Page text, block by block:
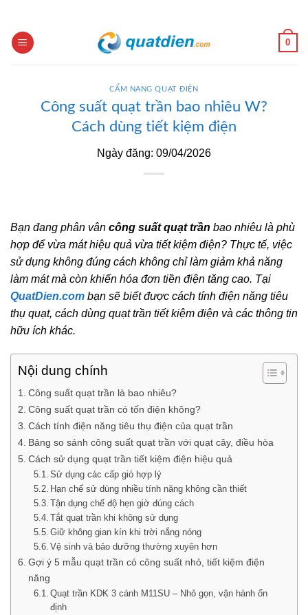
content
0
CẨM NANG QUẠT ĐIỆN
Công suất quạt trần bao nhiêu W?
Cách dùng tiết kiệm điện
Ngày đăng: 09/04/2026
Bạn đang phân vân công suất quạt trần bao nhiêu là phù
hợp để vừa mát hiệu quả vừa tiết kiệm điện? Thực tế, việc
sử dụng không đúng cách không chỉ làm giảm khả năng
làm mát mà còn khiến hóa đơn tiền điện tăng cao. Tại
QuatDien.com bạn sẽ biết được cách tính điện năng tiêu
thụ quạt, cách dùng quạt trần tiết kiệm điện và các thông tin
hữu ích khác.
Nội dung chính
Công suất quạt trần là bao nhiêu?
Công suất quạt trần có tốn điện không?
Cách tính điện năng tiêu thụ điện của quạt trần
Bảng so sánh công suất quạt trần với quạt cây, điều hòa
Cách sử dụng quạt trần tiết kiệm điện hiệu quả
Sử dụng các cấp gió hợp lý
Hạn chế sử dùng nhiều tính năng không cần thiết
Tận dụng chế độ hẹn giờ đúng cách
Tắt quạt trần khi không sử dụng
Giữ không gian kín khi trời nắng nóng
Vệ sinh và bảo dưỡng thường xuyên hơn
Gợi ý 5 mẫu quạt trần có công suất nhỏ, tiết kiệm điện
năng
Quạt trần KDK 3 cánh M11SU – Nhỏ gọn, vận hành ổn
định